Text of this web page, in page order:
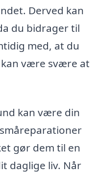
Derved kan
du bidrager til
med, at du
være svære at
kan være din
gør dem til en
daglige liv. Når